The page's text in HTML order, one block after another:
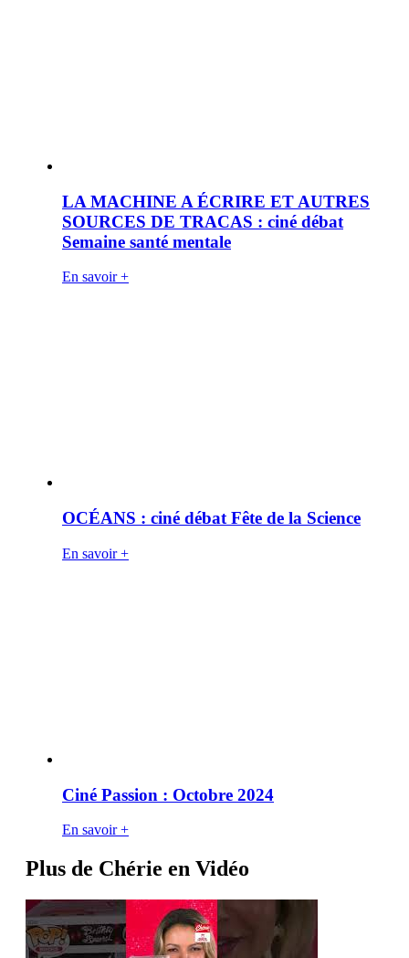
LA MACHINE A ÉCRIRE ET AUTRES
SOURCES DE TRACAS : ciné débat
Semaine santé mentale
En savoir +
OCÉANS : ciné débat Fête de la Science
En savoir +
Ciné Passion : Octobre 2024
En savoir +
Plus de Chérie en Vidéo